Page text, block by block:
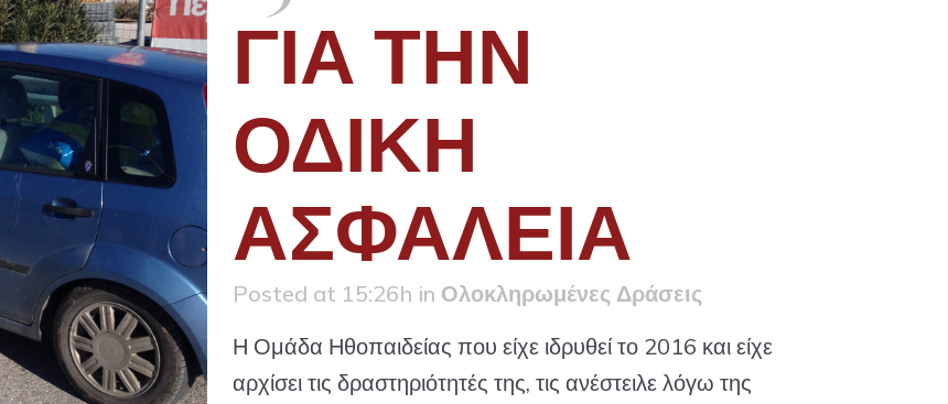
ΓΙΑ ΤΗΝ
ΟΔΙΚΗ
ΑΣΦΑΛΕΙΑ
Posted at 15:26h in Ολοκληρωμένες Δράσεις
Η Ομάδα Ηθοπαιδείας που είχε ιδρυθεί το 2016 και είχε
αρχίσει τις δραστηριότητές της, τις ανέστειλε λόγω της